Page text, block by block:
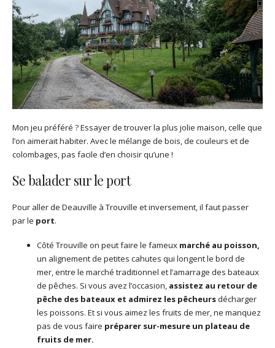
Mon jeu préféré ? Essayer de trouver la plus jolie maison, celle que
l’on aimerait habiter. Avec le mélange de bois, de couleurs et de
colombages, pas facile d’en choisir qu’une !
Se balader sur le port
Pour aller de Deauville à Trouville et inversement, il faut passer
par le port.
Côté Trouville on peut faire le fameux marché au poisson,
un alignement de petites cahutes qui longent le bord de
mer, entre le marché traditionnel et l’amarrage des bateaux
de pêches. Si vous avez l’occasion, assistez au retour de
pêche des bateaux et admirez les pêcheursdécharger
les poissons. Et si vous aimez les fruits de mer, ne manquez
pas de vous faire préparer sur-mesure un plateau de
fruits de mer.